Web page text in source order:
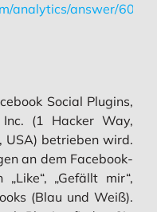
analytics/answer/
Social Plugins,
(1 Hacker Way,
USA) betrieben wird.
an dem Facebook-
„Gefällt mir“,
(Blau und Weiß).